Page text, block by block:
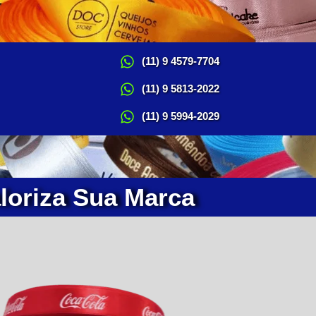
(11) 9 4579-7704
(11) 9 5813-2022
(11) 9 5994-2029
Sua Marca